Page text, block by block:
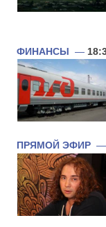
ФИНАНСЫ —
ПРЯМОЙ ЭФИР